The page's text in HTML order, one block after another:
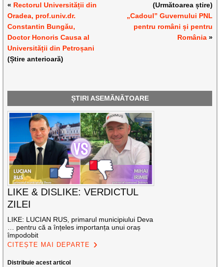
« Rectorul Universității din
Oradea, prof.univ.dr.
Constantin Bungău,
Doctor Honoris Causa al
Universității din Petroșani
(Știre anterioară)
(Următoarea știre)
„Cadoul” Guvernului PNL
pentru români și pentru
România»
ȘTIRI ASEMĂNĂTOARE
LIKE & DISLIKE: VERDICTUL
ZILEI
LIKE: LUCIAN RUS, primarul municipiului Deva
… pentru că a înțeles importanța unui oraș
împodobit
CITEȘTE MAI DEPARTE
Distribuie acest articol